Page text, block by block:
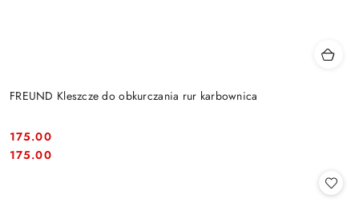
FREUND Kleszcze do obkurczania rur karbownica
Cena:
175.00
Cena:
175.00